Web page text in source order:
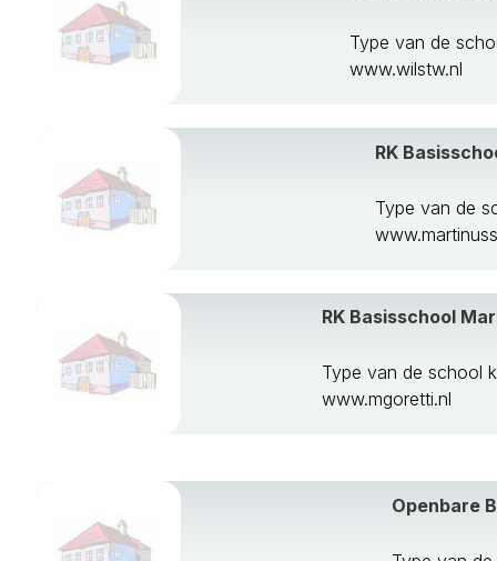
Geertruidenberg
Geldrop-Mierlo
Grave
Halderberge
Heeze-Leende
Heusden
Hilvarenbeek
Landerd
Loon Op Zand
Moerdijk
Nuenen Ca
Type van de
www.wilstw.nl
RK
Type van de
RK Basisschool
Type van de school
www.mgoretti.nl
Openbare